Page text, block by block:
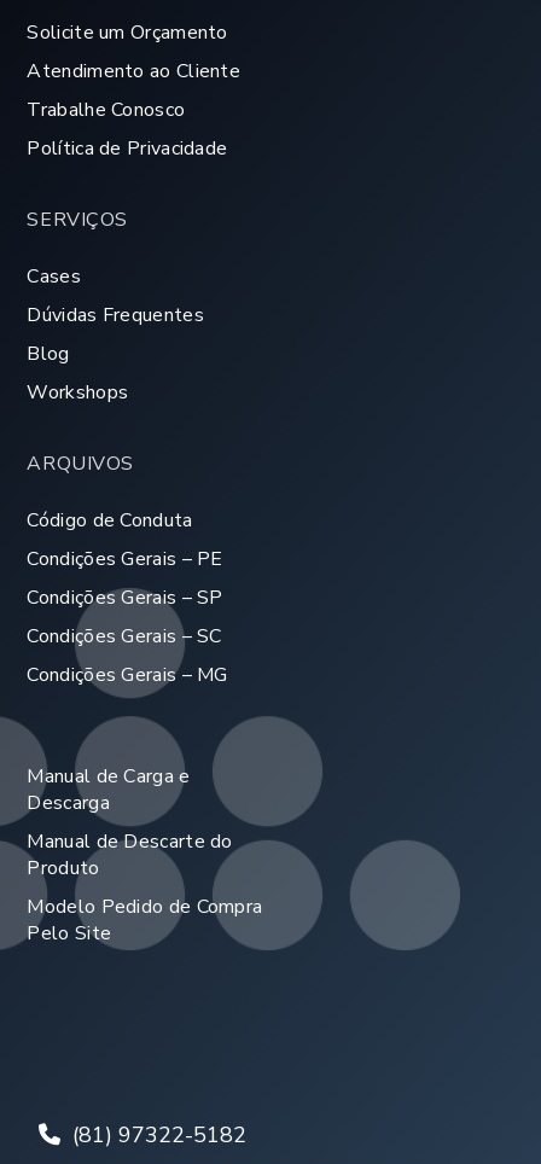
Solicite um Orçamento
Atendimento ao Cliente
Trabalhe Conosco
Política de Privacidade
SERVIÇOS
Cases
Dúvidas Frequentes
Blog
Workshops
ARQUIVOS
Código de Conduta
Condições Gerais – PE
Condições Gerais – SP
Condições Gerais – SC
Condições Gerais – MG
Manual de Carga e
Descarga
Manual de Descarte do
Produto
Modelo Pedido de Compra
Pelo Site
(81) 97322-5182